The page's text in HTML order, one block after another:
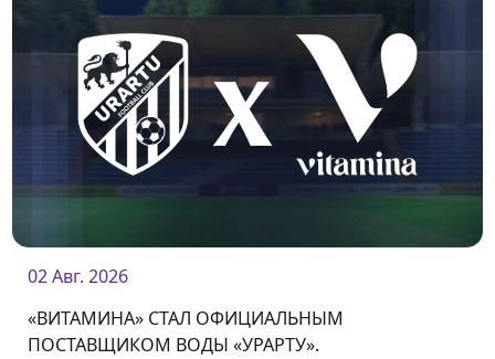
02 Авг. 2026
«ВИТАМИНА» СТАЛ ОФИЦИАЛЬНЫМ
ПОСТАВЩИКОМ ВОДЫ «УРАРТУ».